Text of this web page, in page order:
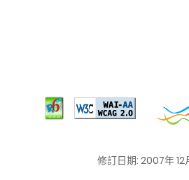
修訂日期: 2007年 12